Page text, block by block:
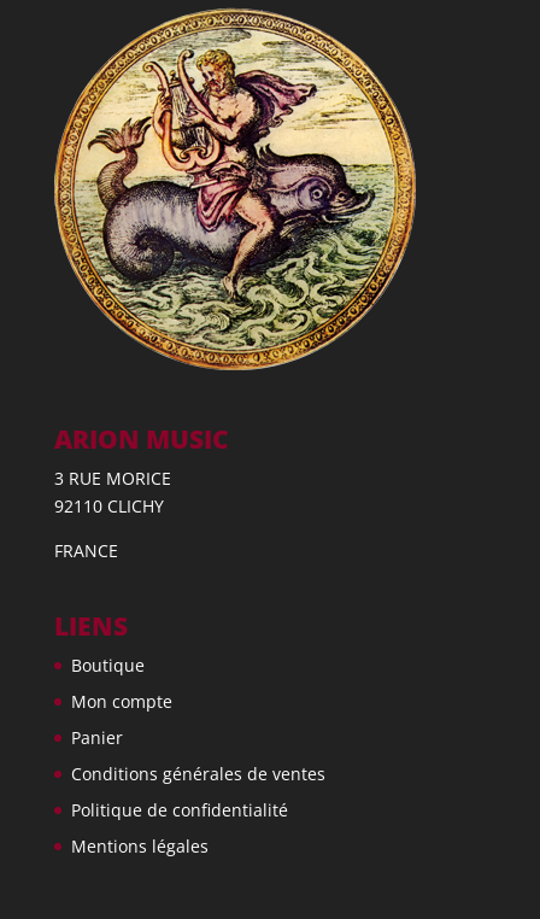
ARION MUSIC
3 RUE MORICE
92110 CLICHY
FRANCE
LIENS
Boutique
Mon compte
Panier
Conditions générales de ventes
Politique de confidentialité
Mentions légales